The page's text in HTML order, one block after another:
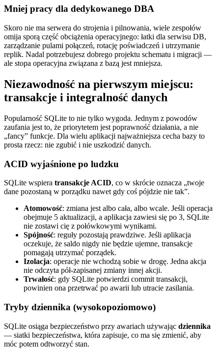
Mniej pracy dla dedykowanego DBA
Skoro nie ma serwera do strojenia i pilnowania, wiele zespołów
omija sporą część obciążenia operacyjnego: łatki dla serwisu DB,
zarządzanie pulami połączeń, rotację poświadczeń i utrzymanie
replik. Nadal potrzebujesz dobrego projektu schematu i migracji —
ale stopa operacyjna związana z bazą jest mniejsza.
Niezawodność na pierwszym miejscu:
transakcje i integralność danych
Popularność SQLite to nie tylko wygoda. Jednym z powodów
zaufania jest to, że priorytetem jest poprawność działania, a nie
„fancy” funkcje. Dla wielu aplikacji najważniejsza cecha bazy to
prosta rzecz: nie zgubić i nie uszkodzić danych.
ACID wyjaśnione po ludzku
SQLite wspiera transakcje ACID, co w skrócie oznacza „twoje
dane pozostaną w porządku nawet gdy coś pójdzie nie tak”.
Atomowość: zmiana jest albo cała, albo wcale. Jeśli operacja
obejmuje 5 aktualizacji, a aplikacja zawiesi się po 3, SQLite
nie zostawi cię z połówkowymi wynikami.
Spójność: reguły pozostają prawdziwe. Jeśli aplikacja
oczekuje, że saldo nigdy nie będzie ujemne, transakcje
pomagają utrzymać porządek.
Izolacja: operacje nie wchodzą sobie w drogę. Jedna akcja
nie odczyta pół‑zapisanej zmiany innej akcji.
Trwałość: gdy SQLite potwierdzi commit transakcji,
powinien ona przetrwać po awarii lub utracie zasilania.
Tryby dziennika (wysokopoziomowo)
SQLite osiąga bezpieczeństwo przy awariach używając dziennika
— siatki bezpieczeństwa, która zapisuje, co ma się zmienić, aby
móc potem odtworzyć stan.